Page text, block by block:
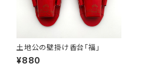
土地公の壁掛け香台「福」
¥880